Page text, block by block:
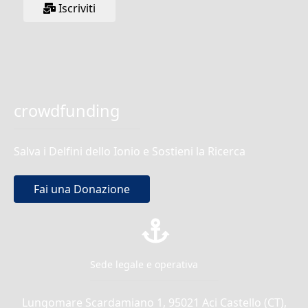
Iscriviti
crowdfunding
Salva i Delfini dello Ionio e Sostieni la Ricerca
Fai una Donazione
Sede legale e operativa
Lungomare Scardamiano 1, 95021 Aci Castello (CT),